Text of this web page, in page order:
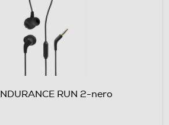
RUN 2-nero